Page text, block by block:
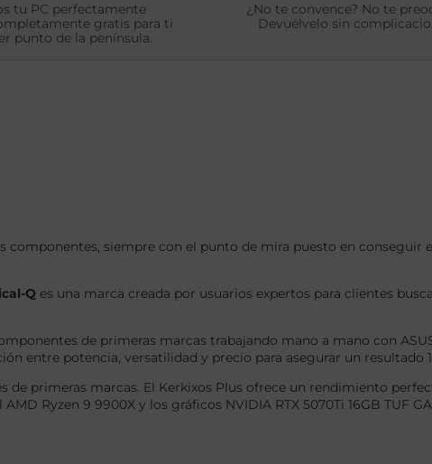
tu PC perfectamente
gratis para ti
punto de la península.
¿No te convence? No te
Devuélvelo sin
componentes, siempre con el punto de mira puesto en
Q es una marca creada por usuarios expertos para clientes
de primeras marcas trabajando mano a mano con
entre potencia, versatilidad y precio para asegurar un resultado
primeras marcas. El Kerkixos Plus ofrece un rendimiento
Ryzen 9 9900X y los gráficos NVIDIA RTX 5070Ti 16GB TUF